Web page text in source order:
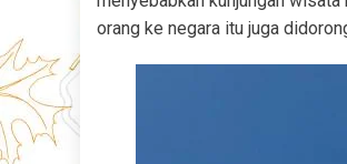
orang ke negara itu juga